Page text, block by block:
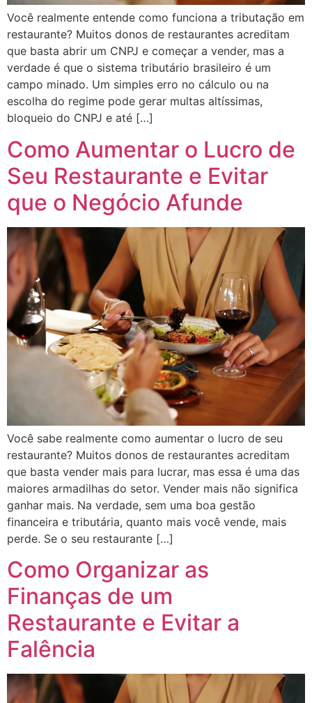
Você realmente entende como funciona a tributação em
restaurante? Muitos donos de restaurantes acreditam
que basta abrir um CNPJ e começar a vender, mas a
verdade é que o sistema tributário brasileiro é um
campo minado. Um simples erro no cálculo ou na
escolha do regime pode gerar multas altíssimas,
bloqueio do CNPJ e até […]
Como Aumentar o Lucro de
Seu Restaurante e Evitar
que o Negócio Afunde
Você sabe realmente como aumentar o lucro de seu
restaurante? Muitos donos de restaurantes acreditam
que basta vender mais para lucrar, mas essa é uma das
maiores armadilhas do setor. Vender mais não significa
ganhar mais. Na verdade, sem uma boa gestão
financeira e tributária, quanto mais você vende, mais
perde. Se o seu restaurante […]
Como Organizar as
Finanças de um
Restaurante e Evitar a
Falência